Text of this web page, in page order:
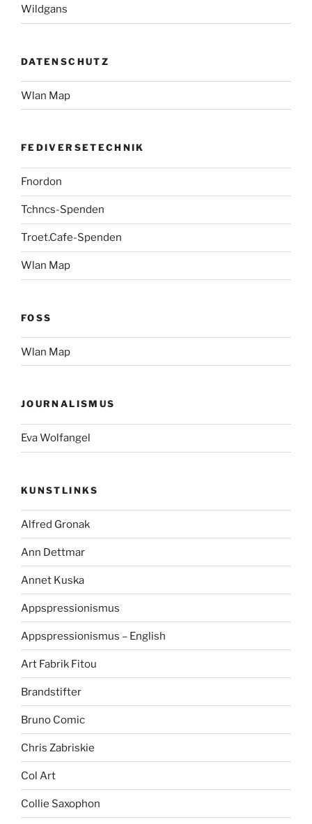
Wildgans
DATENSCHUTZ
Wlan Map
FEDIVERSETECHNIK
Fnordon
Tchncs-Spenden
Troet.Cafe-Spenden
Wlan Map
FOSS
Wlan Map
JOURNALISMUS
Eva Wolfangel
KUNSTLINKS
Alfred Gronak
Ann Dettmar
Annet Kuska
Appspressionismus
Appspressionismus – English
Art Fabrik Fitou
Brandstifter
Bruno Comic
Chris Zabriskie
Col Art
Collie Saxophon